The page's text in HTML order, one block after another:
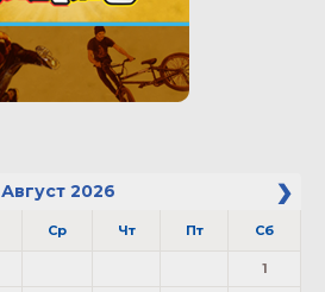
Август 2026
Ср Чт Пт Сб
1